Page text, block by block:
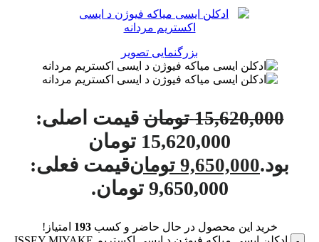
بزرگنمایی تصویر
15,620,000 تومان قیمت اصلی:
15,620,000 تومان
بود.9,650,000 تومانقیمت فعلی:
9,650,000 تومان.
خرید این محصول در حال حاضر و کسب193 امتیاز!